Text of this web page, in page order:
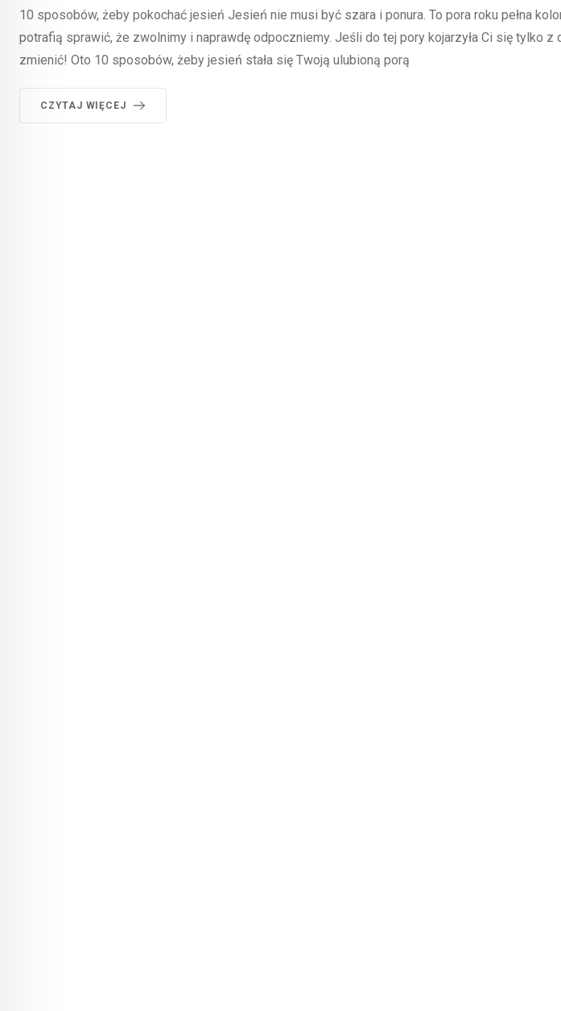
10 sposobów, żeby pokochać jesień Jesień nie musi być szara i ponura. To pora roku pełna
potrafią sprawić, że zwolnimy i naprawdę odpoczniemy. Jeśli do tej pory kojarzyła Ci się tylko
zmienić! Oto 10 sposobów, żeby jesień stała się Twoją ulubioną porą
CZYTAJ WIĘCEJ